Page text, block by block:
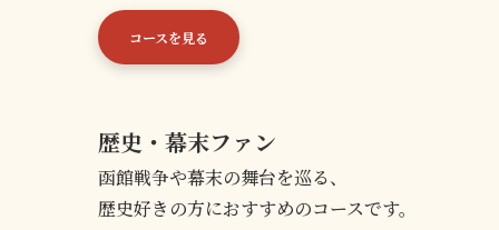
コースを見る
歴史・幕末ファン
函館戦争や幕末の舞台を巡る、
歴史好きの方におすすめのコースです。